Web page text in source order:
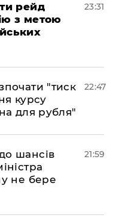
рейд
з метою
23:31
"тиск
курсу
для рубля"
22:47
шансів
не бере
21:59